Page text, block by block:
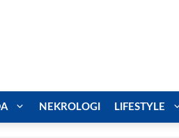
NEKROLOGI LIFESTYLE